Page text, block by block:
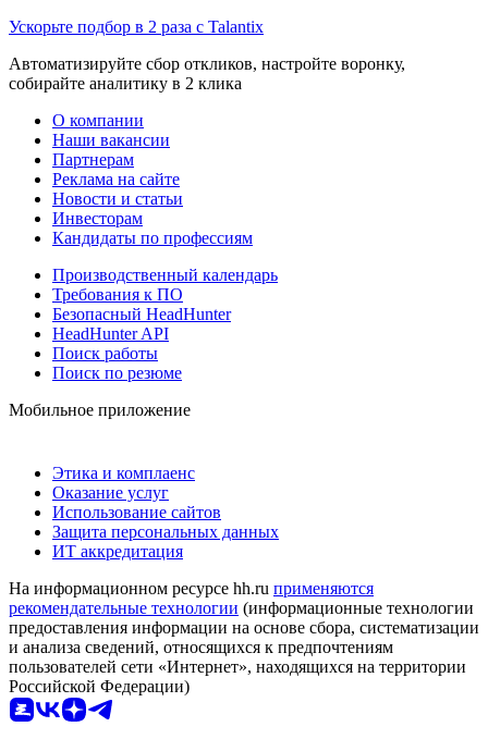
Ускорьте подбор в 2 раза с Talantix
Автоматизируйте сбор откликов, настройте воронку,
собирайте аналитику в 2 клика
О компании
Наши вакансии
Партнерам
Реклама на сайте
Новости и статьи
Инвесторам
Кандидаты по профессиям
Производственный календарь
Требования к ПО
Безопасный HeadHunter
HeadHunter API
Поиск работы
Поиск по резюме
Мобильное приложение
Этика и комплаенс
Оказание услуг
Использование сайтов
Защита персональных данных
ИТ аккредитация
На информационном ресурсе hh.ru применяются
рекомендательные технологии (информационные технологии
предоставления информации на основе сбора, систематизации
и анализа сведений, относящихся к предпочтениям
пользователей сети «Интернет», находящихся на территории
Российской Федерации)